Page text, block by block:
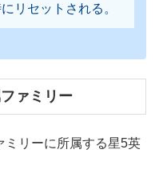
リセットされる。
ァミリー
ミリーに所属する星5英